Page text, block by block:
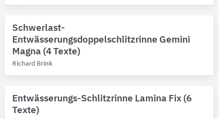
Schwerlast-
Entwässerungsdoppelschlitzrinne Gemini
Magna (4 Texte)
Richard Brink
Entwässerungs-Schlitzrinne Lamina Fix (6
Texte)